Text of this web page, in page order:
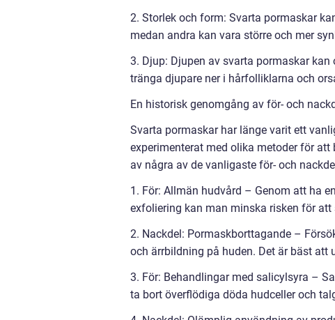
2. Storlek och form: Svarta pormaskar
medan andra kan vara större och mer
3. Djup: Djupen av svarta pormaskar
tränga djupare ner i hårfolliklarna och
En historisk genomgång av för- och
Svarta pormaskar har länge varit ett
experimenterat med olika metoder för
av några av de vanligaste för- och
1. För: Allmän hudvård – Genom att ha
exfoliering kan man minska risken för
2. Nackdel: Pormaskborttagande –
och ärrbildning på huden. Det är bäst att
3. För: Behandlingar med salicylsyra –
ta bort överflödiga döda hudceller och